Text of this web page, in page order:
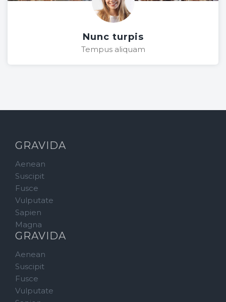
Nunc turpis
Tempus aliquam
GRAVIDA
Aenean
Suscipit
Fusce
Vulputate
Sapien
Magna
GRAVIDA
Aenean
Suscipit
Fusce
Vulputate